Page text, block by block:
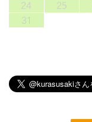
24
25
31